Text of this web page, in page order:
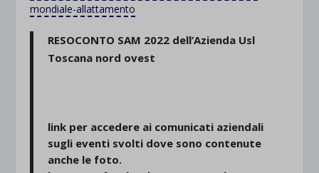
mondiale-allattamento
RESOCONTO SAM 2022 dell’Azienda Usl
Toscana nord ovest
link per accedere ai comunicati aziendali
sugli eventi svolti dove sono contenute
anche le foto.